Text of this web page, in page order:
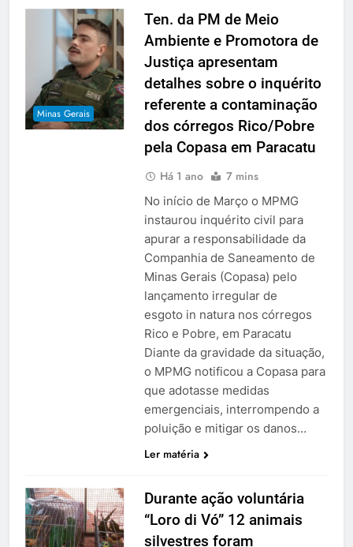
Minas Gerais
Ten. da PM de Meio
Ambiente e Promotora de
Justiça apresentam
detalhes sobre o inquérito
referente a contaminação
dos córregos Rico/Pobre
pela Copasa em Paracatu
Há 1 ano 7 mins
No início de Março o MPMG
instaurou inquérito civil para
apurar a responsabilidade da
Companhia de Saneamento de
Minas Gerais (Copasa) pelo
lançamento irregular de
esgoto in natura nos córregos
Rico e Pobre, em Paracatu
Diante da gravidade da situação,
o MPMG notificou a Copasa para
que adotasse medidas
emergenciais, interrompendo a
poluição e mitigar os danos…
Ler matéria
Durante ação voluntária
“Loro di Vó” 12 animais
silvestres foram